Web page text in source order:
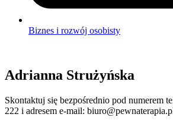
Biznes i rozwój osobisty
Adrianna Strużyńska
Skontaktuj się bezpośrednio pod numerem
222 i adresem e-mail: